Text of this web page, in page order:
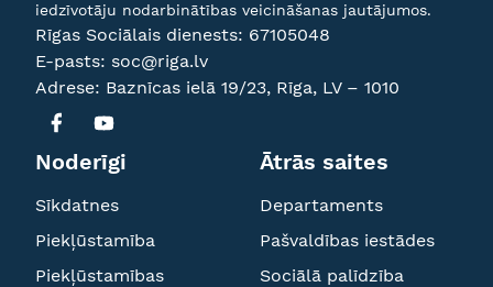
iedzīvotāju nodarbinātības veicināšanas jautājumos.
Rīgas Sociālais dienests: 67105048
E-pasts: soc@riga.lv
Adrese: Baznīcas ielā 19/23, Rīga, LV – 1010
Noderīgi
Sīkdatnes
Piekļūstamība
Piekļūstamības
Ātrās saites
Departaments
Pašvaldības iestādes
Sociālā palīdzība